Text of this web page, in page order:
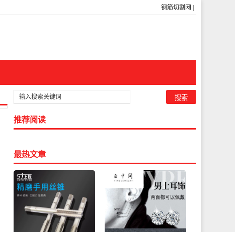
钢筋切割网
推荐阅读
最热文章